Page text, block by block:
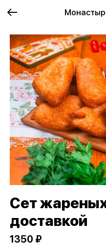
Сет
доставкой
1350 ₽